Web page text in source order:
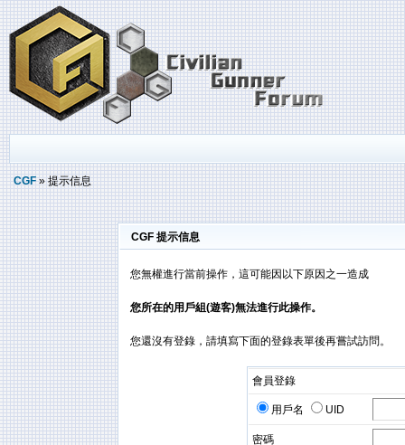
CGF» 提示信息
CGF 提示信息
您無權進行當前操作，這可能因以下原因之一造成
您所在的用戶組(遊客)無法進行此操作。
您還沒有登錄，請填寫下面的登錄表單後再嘗試訪問。
會員登錄
用戶名 UID
密碼